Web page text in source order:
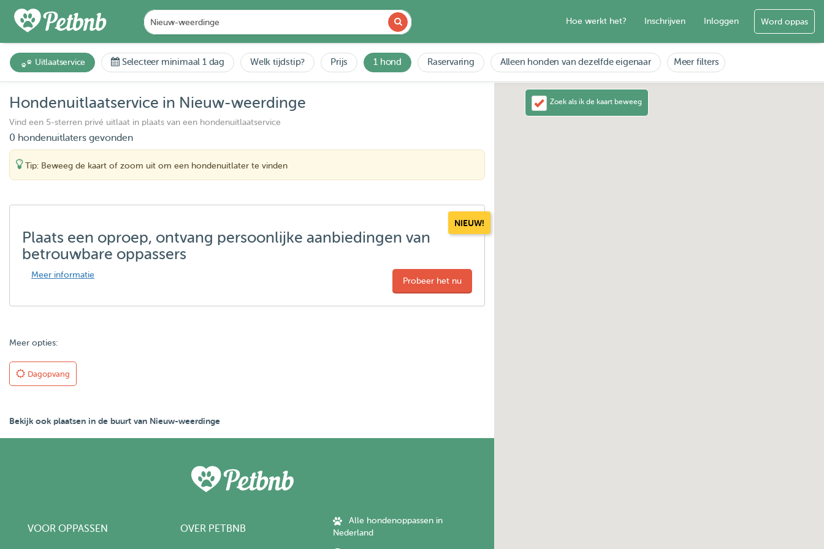
Hoe werkt het? Inschrijven Inloggen Word oppas
Uitlaatservice Selecteer minimaal 1 dag Welk tijdstip? Prijs 1 hond Raservaring Alleen honden van dezelfde eigenaar Meer filters
Hondenuitlaatservice in Nieuw-weerdinge
Vind een 5-sterren privé uitlaat in plaats van een hondenuitlaatservice
0 hondenuitlaters gevonden
Tip: Beweeg de kaart of zoom uit om een hondenuitlater te vinden
NIEUW!
Plaats een oproep, ontvang persoonlijke aanbiedingen van
betrouwbare oppassers
Meer informatie
Probeer het nu
Meer opties:
Dagopvang
Bekijk ook plaatsen in de buurt van Nieuw-weerdinge
VOOR OPPASSEN OVER PETBNB
Alle hondenoppassen in
Nederland
Zoek als ik de kaart beweeg